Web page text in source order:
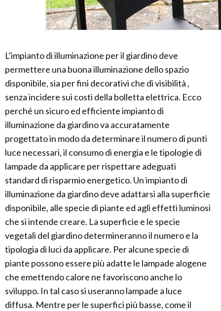
L’impianto di illuminazione per il giardino deve
permettere una buona illuminazione dello spazio
disponibile, sia per fini decorativi che di visibilità ,
senza incidere sui costi della bolletta elettrica. Ecco
perché un sicuro ed efficiente impianto di
illuminazione da giardino va accuratamente
progettato in modo da determinare il numero di punti
luce necessari, il consumo di energia e le tipologie di
lampade da applicare per rispettare adeguati
standard di risparmio energetico. Un impianto di
illuminazione da giardino deve adattarsi alla superficie
disponibile, alle specie di piante ed agli effetti luminosi
che si intende creare. La superficie e le specie
vegetali del giardino determineranno il numero e la
tipologia di luci da applicare. Per alcune specie di
piante possono essere più adatte le lampade alogene
che emettendo calore ne favoriscono anche lo
sviluppo. In tal caso si useranno lampade a luce
diffusa. Mentre per le superfici più basse, come il